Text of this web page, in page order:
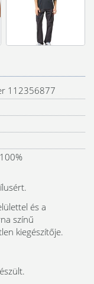
112356877
és a
színű
kiegészítője.